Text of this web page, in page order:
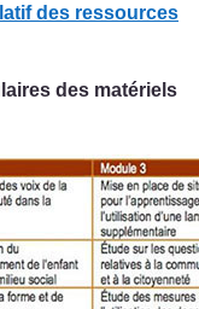
des ressources
des matériels